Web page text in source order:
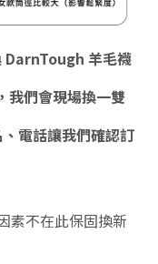
DarnTough 羊毛襪
我們會現場換一雙
電話讓我們確認訂
素不在此保固換新